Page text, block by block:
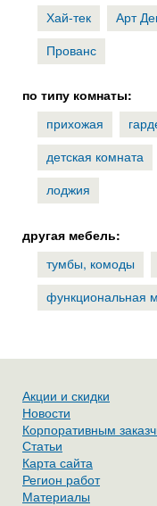
Хай-тек
Арт
Прованс
по типу комнаты:
прихожая
детская комната
лоджия
другая мебель:
тумбы, комоды
функциональная
Акции и скидки
Новости
Корпоративным
Статьи
Карта сайта
Регион работ
Материалы